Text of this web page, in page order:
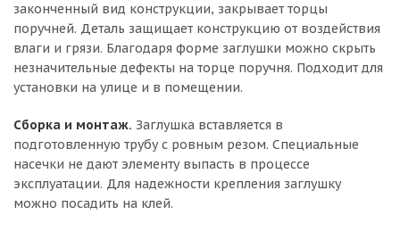
законченный вид конструкции, закрывает торцы
поручней. Деталь защищает конструкцию от воздействия
влаги и грязи. Благодаря форме заглушки можно скрыть
незначительные дефекты на торце поручня. Подходит для
установки на улице и в помещении.
Сборка и монтаж. Заглушка вставляется в
подготовленную трубу с ровным резом. Специальные
насечки не дают элементу выпасть в процессе
эксплуатации. Для надежности крепления заглушку
можно посадить на клей.